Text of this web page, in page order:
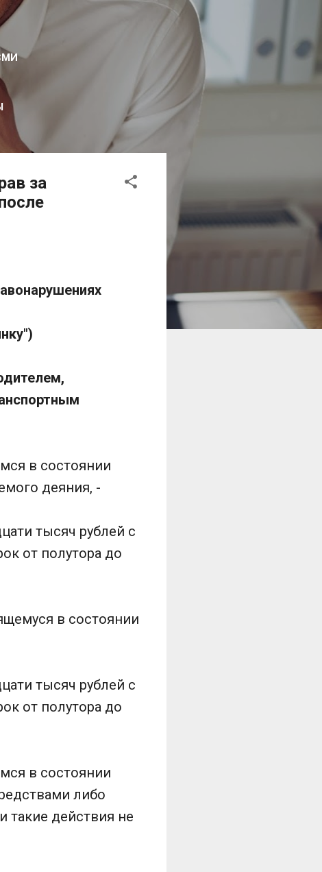
за
в состоянии
деяния, -
тысяч рублей с
от полутора до
в состоянии
тысяч рублей с
от полутора до
в состоянии
либо
такие действия не